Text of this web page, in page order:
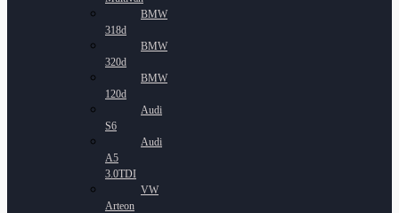
BMW
318d
BMW
320d
BMW
120d
Audi
S6
Audi
A5
3.0TDI
VW
Arteon